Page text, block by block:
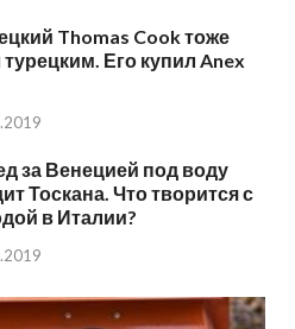
Thomas Cook тоже
турецким. Его купил Anex
за Венецией под воду
Тоскана. Что творится с
в Италии?